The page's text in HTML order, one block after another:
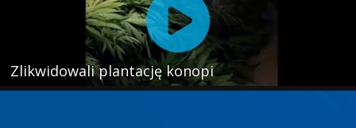
Zlikwidowali plantację konopi